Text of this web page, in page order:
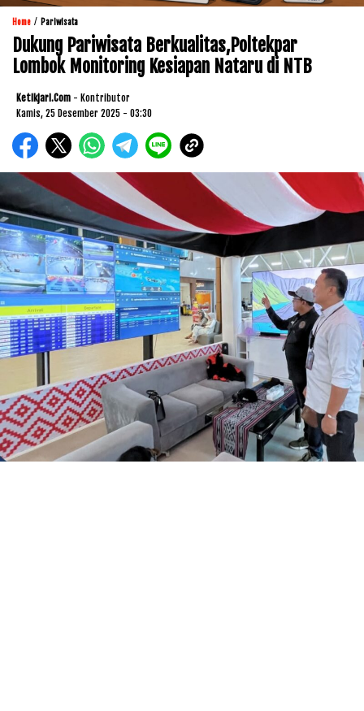
Home / Pariwisata
Dukung Pariwisata Berkualitas,Poltekpar
Lombok Monitoring Kesiapan Nataru di NTB
Ketikjari.com - Kontributor
Kamis, 25 Desember 2025 - 03:30